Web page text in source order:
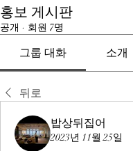
홍보 게시판
공개 · 회원 7명
그룹 대화 소개
뒤로
밥상뒤집어
2023년 11월 25일